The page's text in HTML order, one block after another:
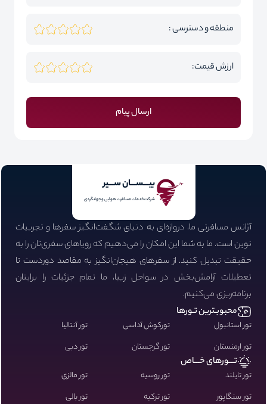
منطقه و دسترسی :
ارزش قیمت:
ارسال پیام
بیـــســـان ســـیر
شرکت خدمات مسافرت هوایی و جهانگردی
آژانس مسافرتی ما، دروازه‌ای به دنیای شگفت‌انگیز سفرها و تجربیات
نوین است. ما به شما این امکان را می‌دهیم که رویاهای سفری‌تان را به
حقیقت تبدیل کنید. از سفرهای هیجان‌انگیز به مقاصد دوردست تا
تعطیلات آرامش‌بخش در سواحل زیبا، ما تمام جزئیات را برایتان
برنامه‌ریزی می‌کنیم.
محبوبـترین تـورها
تور استانبول تورکوش آداسی
تور آنتالیا
تور ارمنستان
تور گرجستان تور دبی
تـــورهای خـــاص
تور تایلند تور روسیه
تور مالزی
تور سنگاپور
تور ترکیه تور بالی